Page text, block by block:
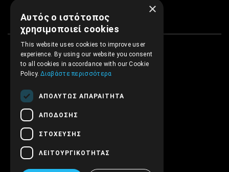
×
Αυτός ο ιστότοπος
χρησιμοποιεί cookies
This website uses cookies to improve user
experience. By using our website you consent
to all cookies in accordance with our Cookie
Policy.Διαβάστε περισσότερα
ΑΠΟΛΎΤΩΣ ΑΠΑΡΑΊΤΗΤΑ
ΑΠΌΔΟΣΗΣ
ΣΤΌΧΕΥΣΗΣ
ΛΕΙΤΟΥΡΓΙΚΌΤΗΤΑΣ